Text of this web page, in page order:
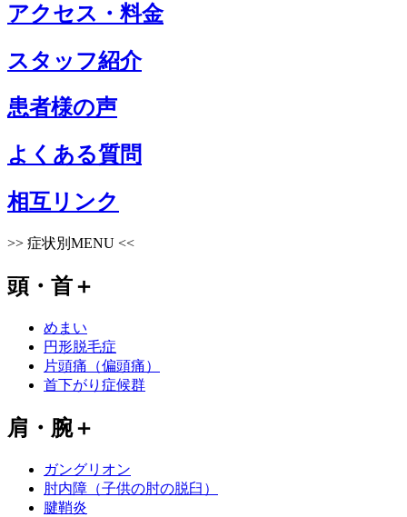
アクセス・料金
スタッフ紹介
患者様の声
よくある質問
相互リンク
>> 症状別MENU <<
頭・首＋
めまい
円形脱毛症
片頭痛（偏頭痛）
首下がり症候群
肩・腕＋
ガングリオン
肘内障（子供の肘の脱臼）
腱鞘炎